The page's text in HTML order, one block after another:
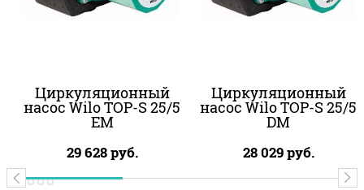
Циркуляционный
насос Wilo TOP-S 25/5
EM
29 628руб.
Циркуляционный
насос Wilo TOP-S 25/5
DM
28 029руб.